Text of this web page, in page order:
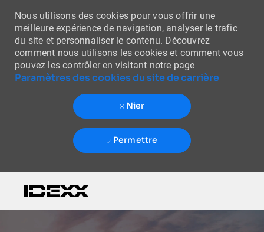
Nous utilisons des cookies pour vous offrir une
meilleure expérience de navigation, analyser le trafic
du site et personnaliser le contenu. Découvrez
comment nous utilisons les cookies et comment vous
pouvez les contrôler en visitant notre page
Paramètres des cookies du site de carrière
Nier
Permettre